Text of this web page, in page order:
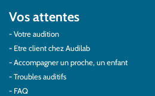
Vos attentes
Votre audition
Etre client chez Audilab
Accompagner un proche, un enfant
Troubles auditifs
FAQ